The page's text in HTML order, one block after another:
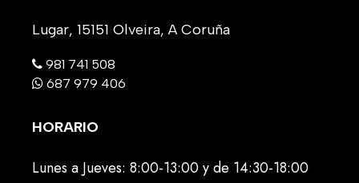
Lugar, 15151 Olveira, A Coruña
981 741 508
687 979 406
HORARIO
Lunes a Jueves: 8:00-13:00 y de 14:30-18:00